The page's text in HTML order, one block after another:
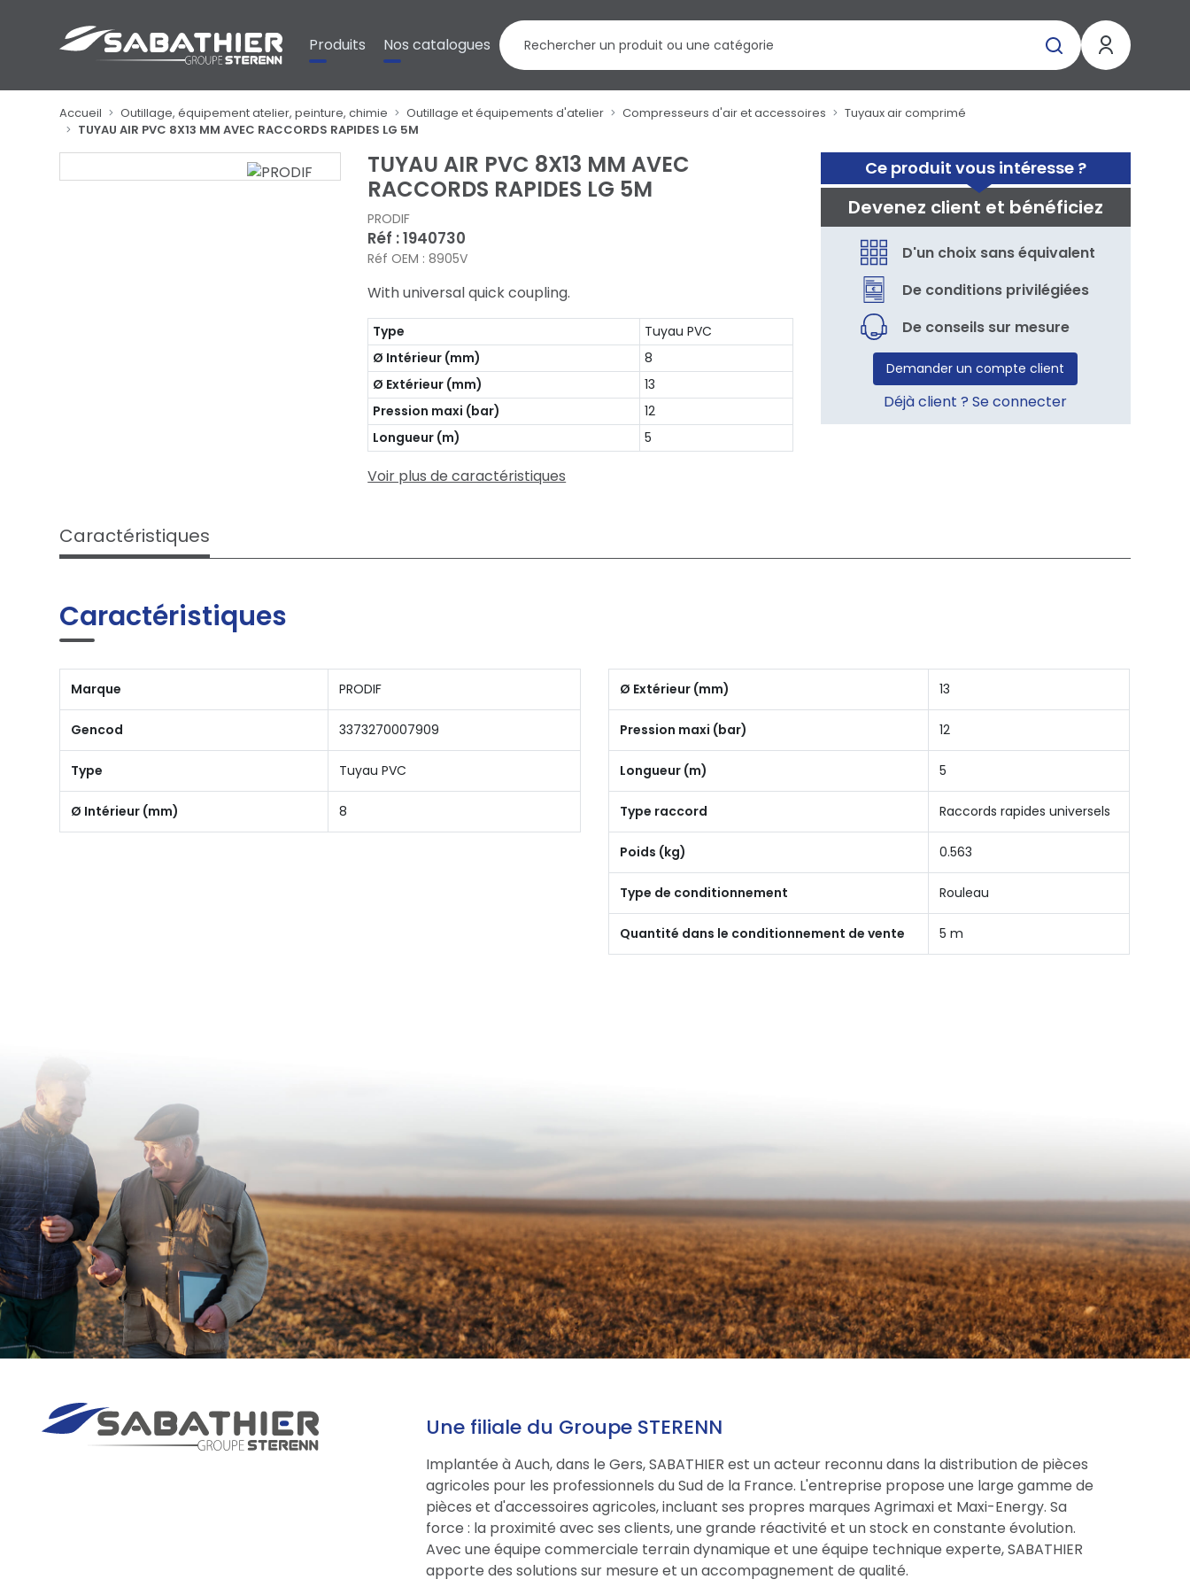
Produits Nos catalogues
Accueil Outillage, équipement atelier, peinture, chimie Outillage et équipements d'atelier Compresseurs d'air et accessoires
Tuyaux air comprimé
TUYAU AIR PVC 8X13 MM AVEC RACCORDS RAPIDES LG 5M
Ce produit vous intéresse ?
Devenez client et bénéficiez
D'un choix sans équivalent
De conditions privilégiées
De conseils sur mesure
Demander un compte client
Déjà client ? Se connecter
TUYAU AIR PVC 8X13 MM AVEC
RACCORDS RAPIDES LG 5M
PRODIF
Réf : 1940730
Réf OEM : 8905V
With universal quick coupling.
Type
Tuyau PVC
Ø Intérieur (mm)
8
Ø Extérieur (mm)
13
Pression maxi (bar)
12
Longueur (m)
5
Voir plus de caractéristiques
Caractéristiques
Caractéristiques
Marque PRODIF
Gencod 3373270007909
Type Tuyau PVC
Ø Intérieur (mm) 8
Ø Extérieur (mm) 13
Pression maxi (bar) 12
Longueur (m) 5
Type raccord Raccords rapides universels
Poids (kg) 0.563
Type de conditionnement Rouleau
Quantité dans le conditionnement de vente 5 m
Une filiale du Groupe STERENN
Implantée à Auch, dans le Gers, SABATHIER est un acteur reconnu dans la distribution de pièces
agricoles pour les professionnels du Sud de la France. L'entreprise propose une large gamme de
pièces et d'accessoires agricoles, incluant ses propres marques Agrimaxi et Maxi-Energy. Sa
force : la proximité avec ses clients, une grande réactivité et un stock en constante évolution.
Avec une équipe commerciale terrain dynamique et une équipe technique experte, SABATHIER
apporte des solutions sur mesure et un accompagnement de qualité.